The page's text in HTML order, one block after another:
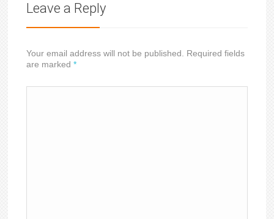
Leave a Reply
Your email address will not be published. Required fields
are marked*